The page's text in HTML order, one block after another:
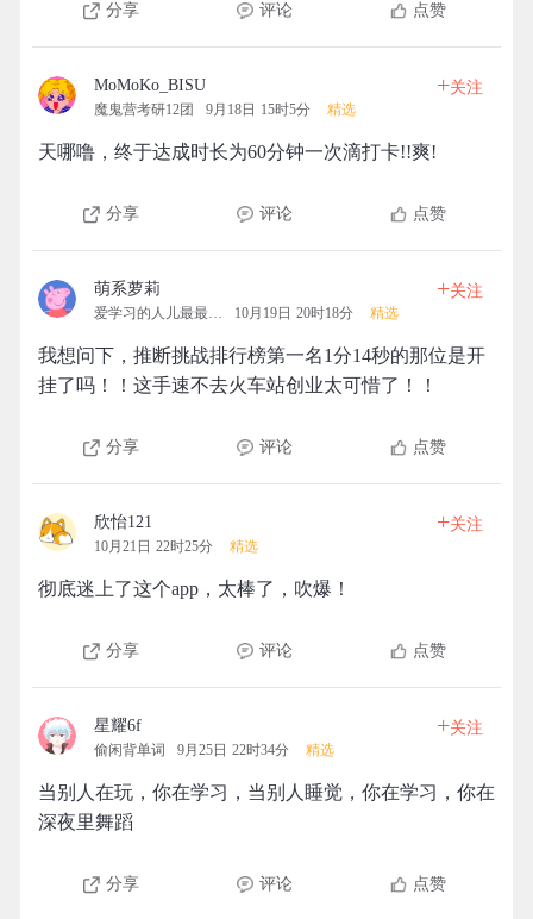
分享 评论 点赞
MoMoKo_BISU
魔鬼营考研12团 9月18日 15时5分 精选
+关注
天哪噜，终于达成时长为60分钟一次滴打卡!!爽!
分享 评论 点赞
萌系萝莉
爱学习的人儿最最可爱 10月19日 20时18分 精选
+关注
我想问下，推断挑战排行榜第一名1分14秒的那位是开
挂了吗！！这手速不去火车站创业太可惜了！！
分享 评论 点赞
欣怡121
10月21日 22时25分 精选
+关注
彻底迷上了这个app，太棒了，吹爆！
分享 评论 点赞
星耀6f
偷闲背单词 9月25日 22时34分 精选
+关注
当别人在玩，你在学习，当别人睡觉，你在学习，你在
深夜里舞蹈
分享 评论 点赞